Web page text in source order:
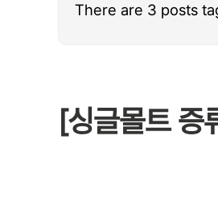
There are 3 posts
[싱글몰트